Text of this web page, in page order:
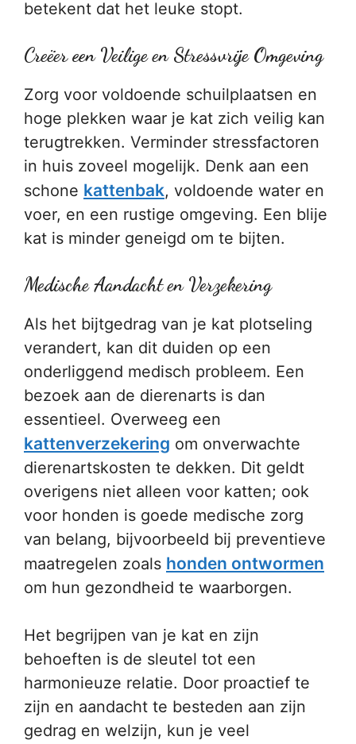
betekent dat het leuke stopt.
Creëer een Veilige en Stressvrije Omgeving
Zorg voor voldoende schuilplaatsen en
hoge plekken waar je kat zich veilig kan
terugtrekken. Verminder stressfactoren
in huis zoveel mogelijk. Denk aan een
schone kattenbak, voldoende water en
voer, en een rustige omgeving. Een blije
kat is minder geneigd om te bijten.
Medische Aandacht en Verzekering
Als het bijtgedrag van je kat plotseling
verandert, kan dit duiden op een
onderliggend medisch probleem. Een
bezoek aan de dierenarts is dan
essentieel. Overweeg een
kattenverzekering om onverwachte
dierenartskosten te dekken. Dit geldt
overigens niet alleen voor katten; ook
voor honden is goede medische zorg
van belang, bijvoorbeeld bij preventieve
maatregelen zoals honden ontwormen
om hun gezondheid te waarborgen.
Het begrijpen van je kat en zijn
behoeften is de sleutel tot een
harmonieuze relatie. Door proactief te
zijn en aandacht te besteden aan zijn
gedrag en welzijn, kun je veel